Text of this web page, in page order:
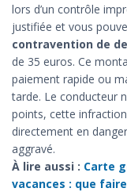
lors d’un contrôle
justifiée et vous
contravention de
de 35 euros. Ce
paiement rapide ou
tarde. Le conducteur
points, cette
directement en
aggravé.
À lire aussi : Carte
vacances : que faire